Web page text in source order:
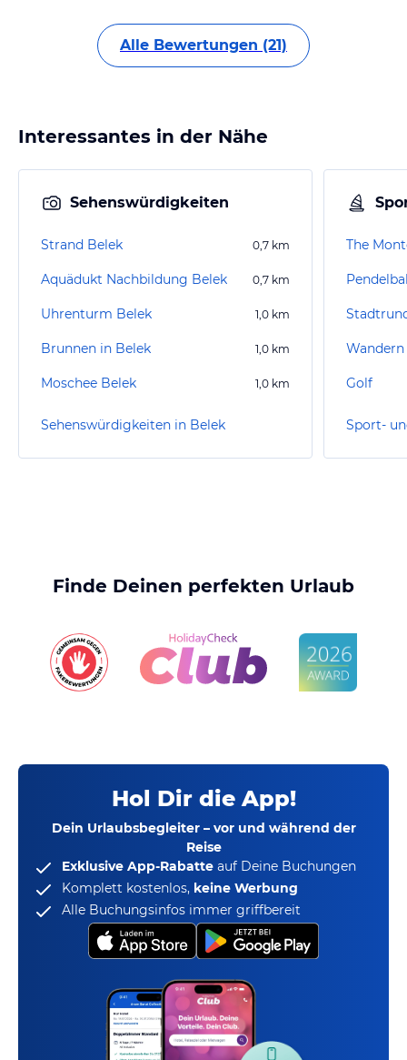
Alle Bewertungen (21)
Interessantes in der Nähe
Sehenswürdigkeiten
Strand Belek 0,7 km
Aquädukt Nachbildung Belek 0,7 km
Uhrenturm Belek 1,0 km
Brunnen in Belek 1,0 km
Moschee Belek 1,0 km
Sehenswürdigkeiten in Belek
Golf
Sport-
Finde Deinen perfekten Urlaub
Hol Dir die App!
Dein Urlaubsbegleiter – vor und während der
Reise
Exklusive App-Rabatte auf Deine Buchungen
Komplett kostenlos, keine Werbung
Alle Buchungsinfos immer griffbereit